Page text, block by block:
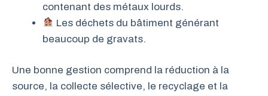
contenant des métaux lourds.
Les déchets du bâtiment générant
beaucoup de gravats.
Une bonne gestion comprend la réduction à la
source, la collecte sélective, le recyclage et la